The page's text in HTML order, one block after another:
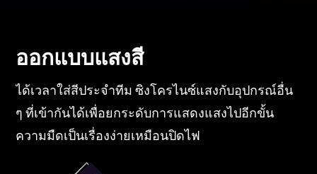
ออกแบบแสงสี
ได้เวลาใส่สีประจำทีม ซิงโครไนซ์แสงกับอุปกรณ์อื่น
ๆ ที่เข้ากันได้เพื่อยกระดับการแสดงแสงไปอีกขั้น
ความมืดเป็นเรื่องง่ายเหมือนปิดไฟ